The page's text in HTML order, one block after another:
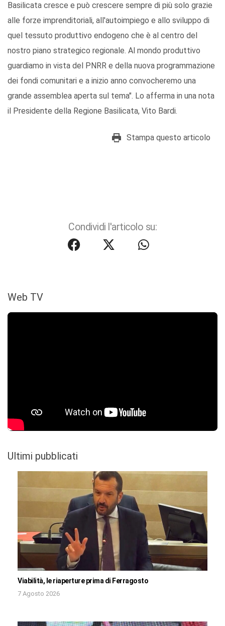
Basilicata cresce e può crescere sempre di più solo grazie
alle forze imprenditoriali, all'autoimpiego e allo sviluppo di
quel tessuto produttivo endogeno che è al centro del
nostro piano strategico regionale. Al mondo produttivo
guardiamo in vista del PNRR e della nuova programmazione
dei fondi comunitari e a inizio anno convocheremo una
grande assemblea aperta sul tema". Lo afferma in una nota
il Presidente della Regione Basilicata, Vito Bardi.
Stampa questo articolo
Condividi l'articolo su:
Web TV
Ultimi pubblicati
Viabilità, le riaperture prima di Ferragosto
7 Agosto 2026